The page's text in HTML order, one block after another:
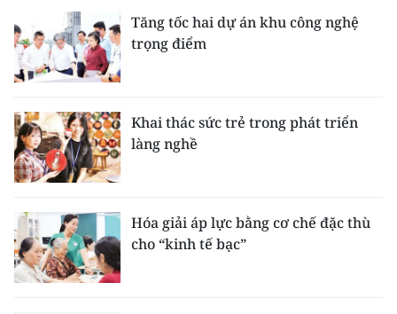
Tăng tốc hai dự án khu công nghệ
trọng điểm
Khai thác sức trẻ trong phát triển
làng nghề
Hóa giải áp lực bằng cơ chế đặc thù
cho “kinh tế bạc”